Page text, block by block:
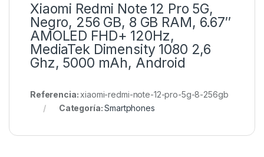
Xiaomi Redmi Note 12 Pro 5G,
Negro, 256 GB, 8 GB RAM, 6.67″
AMOLED FHD+ 120Hz,
MediaTek Dimensity 1080 2,6
Ghz, 5000 mAh, Android
Referencia: xiaomi-redmi-note-12-pro-5g-8-256gb
Categoría:Smartphones